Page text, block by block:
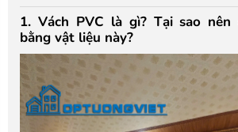
1. Vách PVC là gì? Tại sao
bằng vật liệu này?